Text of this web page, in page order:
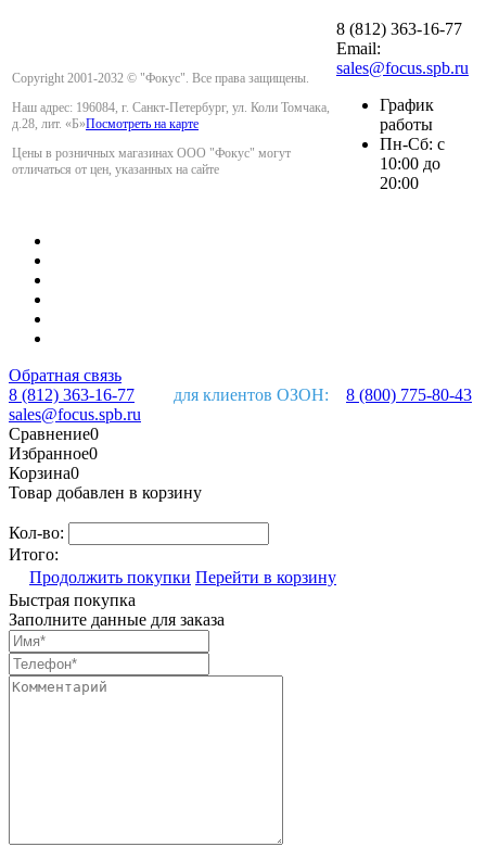
Copyright 2001-2032 © "Фокус". Все права защищены.
Наш адрес: 196084, г. Санкт-Петербург, ул. Коли Томчака,
д.28, лит. «Б»Посмотреть на карте
Цены в розничных магазинах ООО "Фокус" могут
отличаться от цен, указанных на сайте
8 (812) 363-16-77
Email:
sales@focus.spb.ru
График
работы
Пн-Сб: с
10:00 до
20:00
Обратная связь
8 (812) 363-16-77
для клиентов ОЗОН: 8 (800) 775-80-43
sales@focus.spb.ru
Сравнение0
Избранное0
Корзина0
Товар добавлен в корзину
Кол-во:
Итого:
Продолжить покупки Перейти в корзину
Быстрая покупка
Заполните данные для заказа